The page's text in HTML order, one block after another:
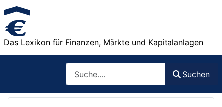
Das Lexikon für Finanzen, Märkte und Kapitalanlagen
Suchen